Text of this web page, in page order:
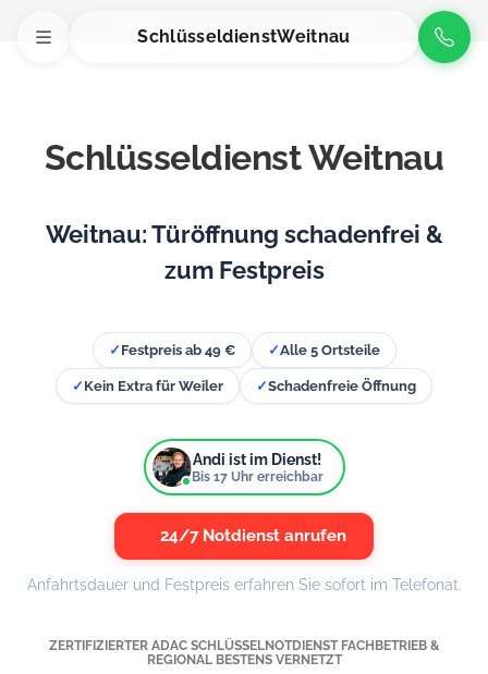
SchlüsseldienstWeitnau
Schlüsseldienst Weitnau
Weitnau: Türöffnung schadenfrei &
zum Festpreis
✓ Festpreis ab 49 € ✓Alle 5 Ortsteile
✓ Kein Extra für Weiler ✓Schadenfreie Öffnung
Andi ist im Dienst!
Bis 17Uhr erreichbar
24/7 Notdienst anrufen
Anfahrtsdauer und Festpreis erfahren Sie sofort im Telefonat.
ZERTIFIZIERTER ADAC SCHLÜSSELNOTDIENST FACHBETRIEB &
REGIONAL BESTENS VERNETZT